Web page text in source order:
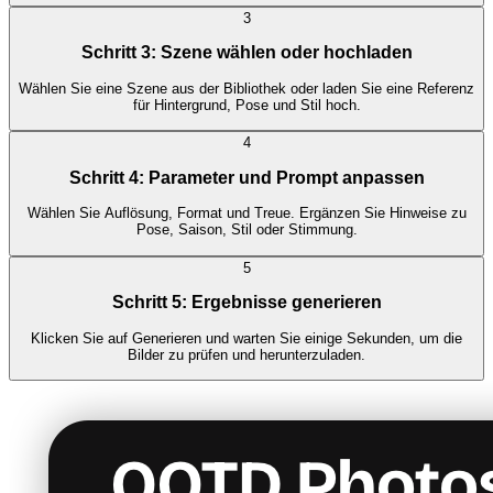
3
Schritt 3: Szene wählen oder hochladen
Wählen Sie eine Szene aus der Bibliothek oder laden Sie eine Referenz
für Hintergrund, Pose und Stil hoch.
4
Schritt 4: Parameter und Prompt anpassen
Wählen Sie Auflösung, Format und Treue. Ergänzen Sie Hinweise zu
Pose, Saison, Stil oder Stimmung.
5
Schritt 5: Ergebnisse generieren
Klicken Sie auf Generieren und warten Sie einige Sekunden, um die
Bilder zu prüfen und herunterzuladen.